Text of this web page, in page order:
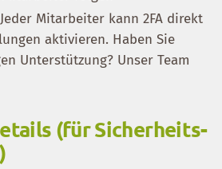
Jeder Mitarbeiter kann 2FA direkt
aktivieren. Haben Sie
Unterstützung? Unser Team
(für Sicherheits-